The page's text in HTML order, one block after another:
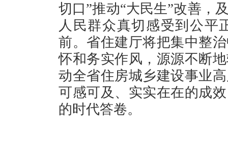
切口”推动“大民生”改善，
人民群众真切感受到公平
前。省住建厅将把集中整
怀和务实作风，源源不断
动全省住房城乡建设事业
可感可及、实实在在的成
的时代答卷。